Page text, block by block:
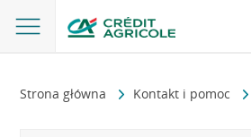
Strona główna Kontakt i pomoc